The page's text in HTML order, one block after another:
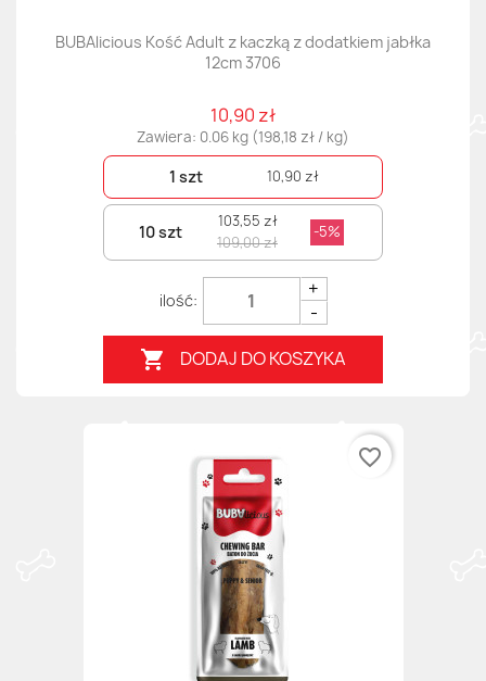
BUBAlicious Kość Adult z kaczką z dodatkiem jabłka
12cm 3706
10,90 zł
Zawiera: 0.06 kg (198,18 zł / kg)
1 szt 10,90 zł
10 szt
103,55 zł
109,00 zł
-5%
+
-
 DODAJ DO KOSZYKA
favorite_border